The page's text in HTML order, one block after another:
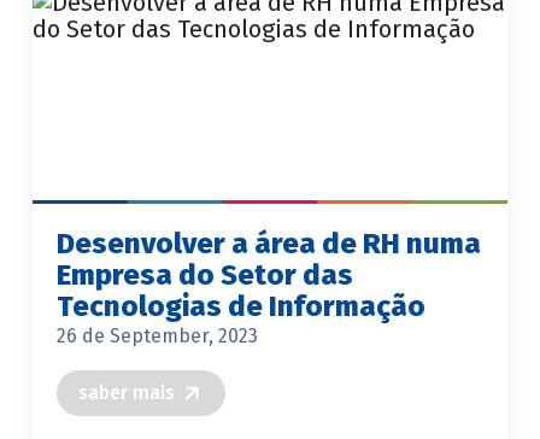
Desenvolver a área de RH numa
Empresa do Setor das
Tecnologias de Informação
26 de September, 2023
saber mais